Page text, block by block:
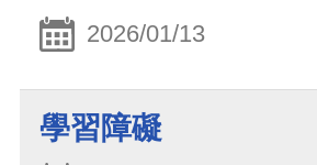
2026/01/13
學習障礙